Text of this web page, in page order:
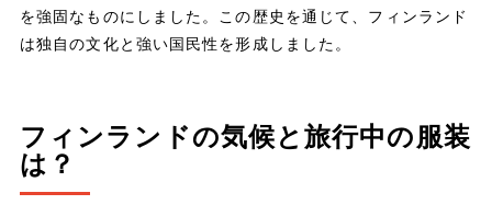
を強固なものにしました。この歴史を通じて、フィンランド
は独自の文化と強い国民性を形成しました。
フィンランドの気候と旅行中の服装
は？